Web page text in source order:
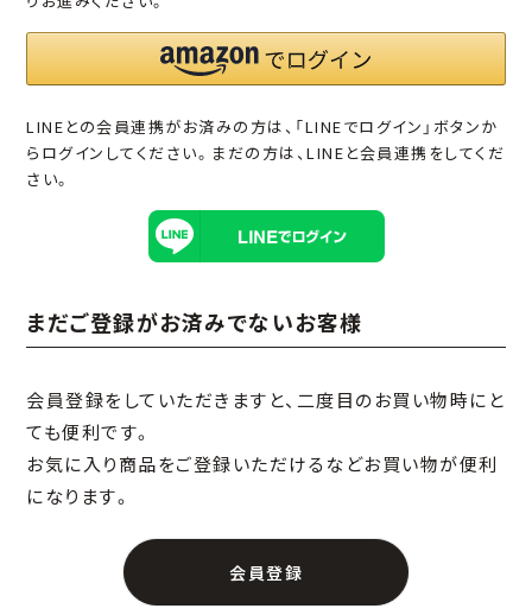
LINEとの会員連携がお済みの方は、「LINEでログイン」ボタンか
らログインしてください。まだの方は、LINEと会員連携 をしてくだ
さい。
まだご登録がお済みでないお客様
会員登録をしていただきますと、二度目のお買い物時にと
ても便利です。
お気に入り商品をご登録いただけるなどお買い物が便利
になります。
会員登録